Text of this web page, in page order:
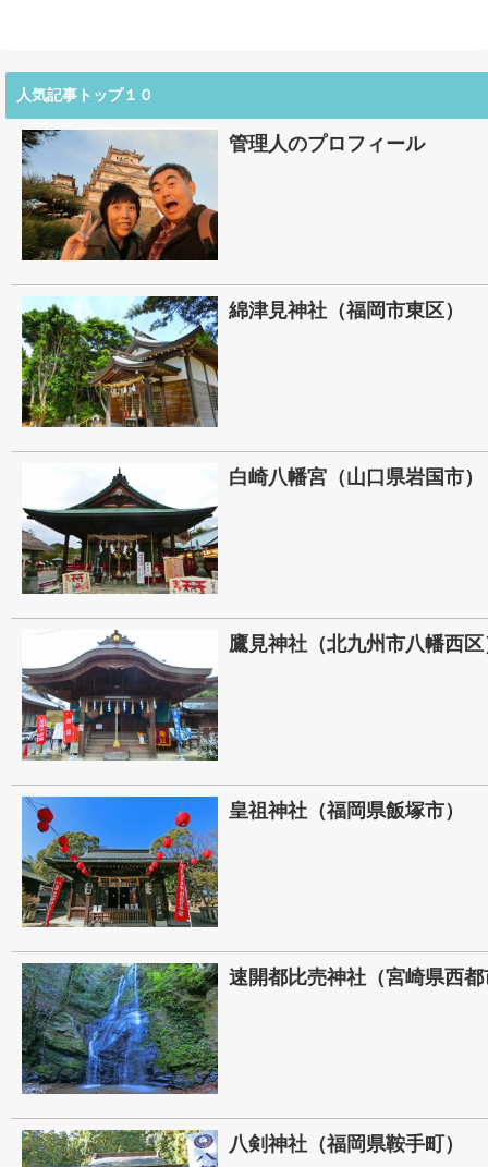
人気記事トップ１０
管理人のプロフィール
綿津見神社（福岡市東区）
白崎八幡宮（山口県岩国市）
鷹見神社（北九州市八幡西区
皇祖神社（福岡県飯塚市）
速開都比売神社（宮崎県西
八剣神社（福岡県鞍手町）